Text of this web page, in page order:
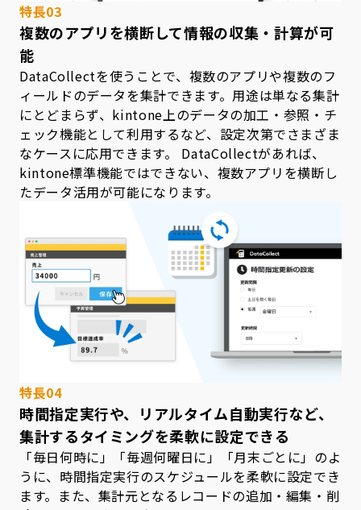
特長03
複数のアプリを横断して情報の収集・計算が可
能
DataCollectを使うことで、複数のアプリや複数のフ
ィールドのデータを集計できます。用途は単なる集計
にとどまらず、kintone上のデータの加工・参照・チ
ェック機能として利用するなど、設定次第でさまざま
なケースに応用できます。 DataCollectがあれば、
kintone標準機能ではできない、複数アプリを横断し
たデータ活用が可能になります。
特長04
時間指定実行や、リアルタイム自動実行など、
集計するタイミングを柔軟に設定できる
「毎日何時に」「毎週何曜日に」「月末ごとに」のよ
うに、時間指定実行のスケジュールを柔軟に設定でき
ます。また、集計元となるレコードの追加・編集・削